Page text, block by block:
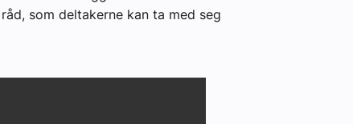
som deltakerne kan ta med seg